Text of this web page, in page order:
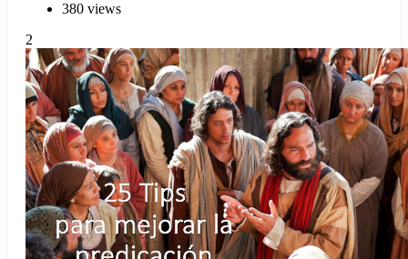
380 views
2